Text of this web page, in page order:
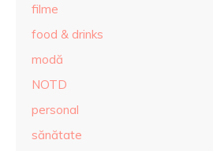
filme
food & drinks
modă
NOTD
personal
sănătate